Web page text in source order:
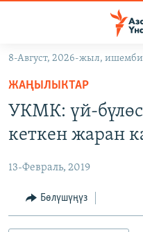
Навигацияга
өтүңүз
Издөөгө
салыңызКЫРГЫЗСТАН
ЭКОНОМИКА
МАДАНИЯТ
БОРБОР АЗИЯ
АТАЙЫН ИЛИКТӨӨ
ТВ ПРОГРАММАЛАР
8-Август, 2026-жыл,
ЖАҢЫЛЫКТАР
УКМК: үй-
кеткен жаран
13-Февраль, 2019
Бөлүшүңүз